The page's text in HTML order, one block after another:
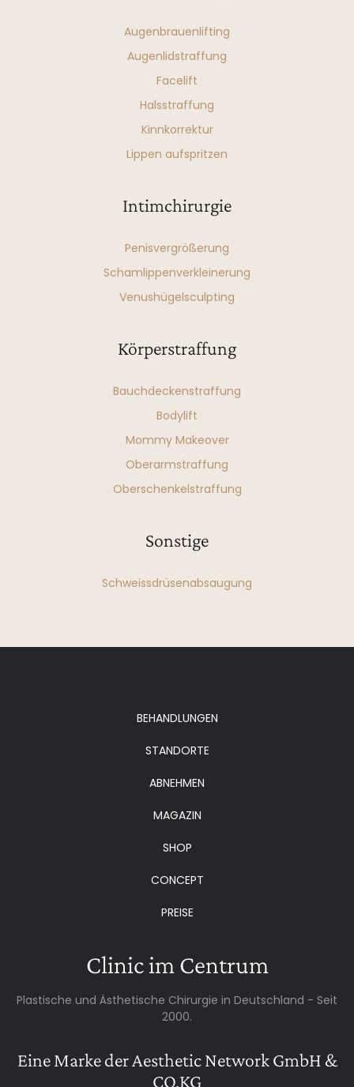
Augenbrauenlifting
Augenlidstraffung
Facelift
Halsstraffung
Kinnkorrektur
Lippen aufspritzen
Intimchirurgie
Penisvergrößerung
Schamlippenverkleinerung
Venushügelsculpting
Körperstraffung
Bauchdeckenstraffung
Bodylift
Mommy Makeover
Oberarmstraffung
Oberschenkelstraffung
Sonstige
Schweissdrüsenabsaugung
BEHANDLUNGEN
STANDORTE
ABNEHMEN
MAGAZIN
SHOP
CONCEPT
PREISE
Clinic im Centrum
Plastische und Ästhetische Chirurgie in Deutschland - Seit
2000.
Eine Marke der Aesthetic Network GmbH &
CO.KG